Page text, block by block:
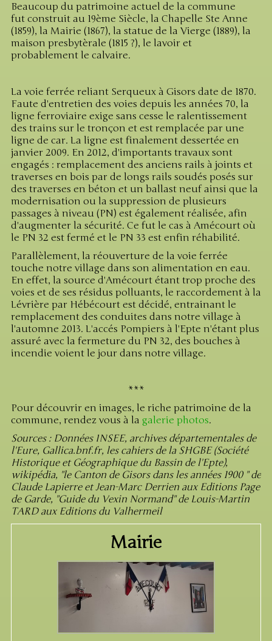
Beaucoup du patrimoine actuel de la commune
fut construit au 19ème Siècle, la Chapelle Ste Anne
(1859), la Mairie (1867), la statue de la Vierge (1889), la
maison presbytèrale (1815 ?), le lavoir et
probablement le calvaire.
La voie ferrée reliant Serqueux à Gisors date de 1870.
Faute d'entretien des voies depuis les années 70, la
ligne ferroviaire exige sans cesse le ralentissement
des trains sur le tronçon et est remplacée par une
ligne de car. La ligne est finalement dessertée en
janvier 2009. En 2012, d'importants travaux sont
engagés : remplacement des anciens rails à joints et
traverses en bois par de longs rails soudés posés sur
des traverses en béton et un ballast neuf ainsi que la
modernisation ou la suppression de plusieurs
passages à niveau (PN) est également réalisée, afin
d'augmenter la sécurité. Ce fut le cas à Amécourt où
le PN 32 est fermé et le PN 33 est enfin réhabilité.
Parallèlement, la réouverture de la voie ferrée
touche notre village dans son alimentation en eau.
En effet, la source d'Amécourt étant trop proche des
voies et de ses résidus polluants, le raccordement à la
Lévrière par Hébécourt est décidé, entrainant le
remplacement des conduites dans notre village à
l'automne 2013. L'accés Pompiers à l'Epte n'étant plus
assuré avec la fermeture du PN 32, des bouches à
incendie voient le jour dans notre village.
***
Pour découvrir en images, le riche patrimoine de la
commune, rendez vous à la galerie photos.
Sources : Données INSEE, archives départementales de
l'Eure, Gallica.bnf.fr, les cahiers de la SHGBE (Société
Historique et Géographique du Bassin de l'Epte),
wikipédia, "le Canton de Gisors dans les années 1900 " de
Claude Lapierre et Jean-Marc Derrien aux Editions Page
de Garde, "Guide du Vexin Normand" de Louis-Martin
TARD aux Editions du Valhermeil
Mairie